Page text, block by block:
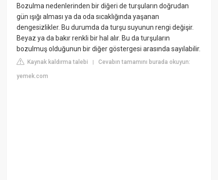
Bozulma nedenlerinden bir diğeri de turşuların doğrudan
gün ışığı alması ya da oda sıcaklığında yaşanan
dengesizlikler. Bu durumda da turşu suyunun rengi değişir.
Beyaz ya da bakır renkli bir hal alır. Bu da turşuların
bozulmuş olduğunun bir diğer göstergesi arasında sayılabilir.
Kaynak kaldırma talebi |Cevabın tamamını burada okuyun:
yemek.com